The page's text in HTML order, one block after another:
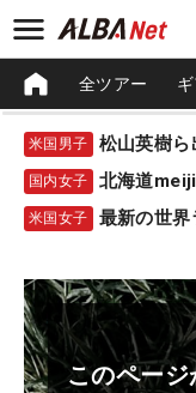
全ツアー
米国男子
国内女子 北海道
米国女子 最新の世
このペー